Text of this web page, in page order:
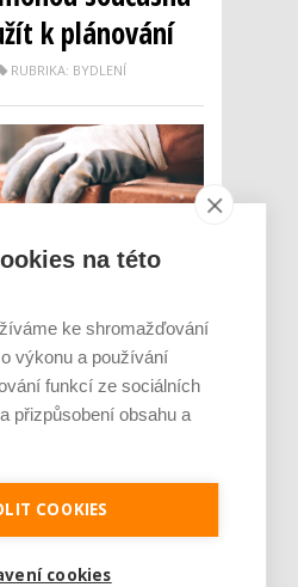
k plánování
RUBRIKA: BYDLENÍ
související
se některých oborů
Jedním z
i stavební sektor.
a Silka, vyrábí
na této
ke shromažďování
výkonu a používání
funkcí ze sociálních
přizpůsobení obsahu a
COOKIES
cookies